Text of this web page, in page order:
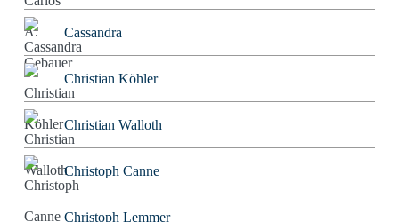
Cassandra
Christian Köhler
Christian Walloth
Christoph Canne
Christoph Lemmer